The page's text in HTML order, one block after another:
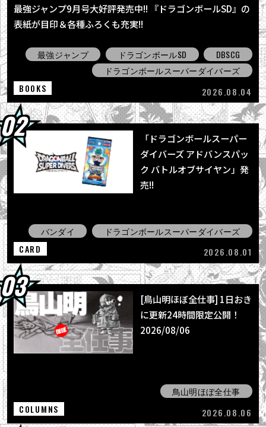
「ドラゴンボール」企画をレポート！
2026.08.01
「ドラゴンボールスーパーダイバーズ アドバ
ンスパック バトルオブサイヤン」発売!!
最強ジャンプ9月号大好評発売中!! 『ドラゴンボールSD』の
表紙が目印＆各種ふろくも充実!!
最強ジャンプ ドラゴンボールSD
DBSCG
ドラゴンボールスーパーダイバーズ
BOOKS
2026.08.04
「ドラゴンボールスーパー
ダイバーズ アドバンスパッ
ク バトルオブサイヤン」発
売!!
バンダイ
ドラゴンボールスーパーダイバーズ
CARD
2026.08.01
[鳥山明ほぼ全仕事] 1日おき
に更新24時間限定公開！
2026/08/06
鳥山明ほぼ全仕事
COLUMNS
2026.08.06